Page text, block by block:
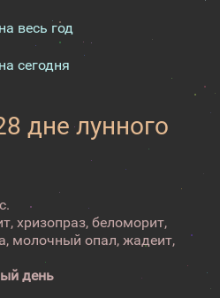
весь год
сегодня
дне лунного
хризопраз, беломорит,
молочный опал, жадеит,
день